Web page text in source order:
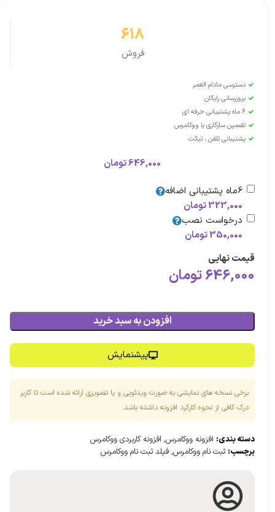
618
فروش
دسترسی مادام العمر
بروزرسانی رایگان
6 ماه پشتیبانی حرفه ای
تضمین سازگاری با ووکامرس
پشتیبانی تلفن ، تیکت
646,000تومان
6ماه پشتیبانی اضافه
323,000تومان
درخواست نصب
350,000تومان
قیمت نهایی
646,000تومان
افزودن به سبد خرید
پیشنمایش
برخی نسخه های نمایشی به صورت ویدئویی و یا تصویری ارائه شده است تا کاربر
درک کافی از نحوه کارکرد افزونه داشته باشد.
دسته بندی: افزونه ووکامرس, افزونه کاربردی ووکامرس
برچسب: ثبت نام ووکامرس, فیلد ثبت نام ووکامرس